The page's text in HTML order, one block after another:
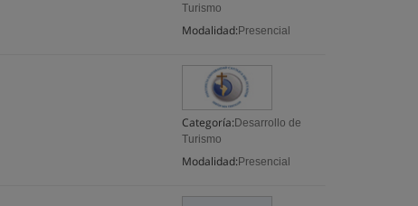
Turismo
Modalidad: Presencial
Categoría: Desarrollo de
Turismo
Modalidad: Presencial